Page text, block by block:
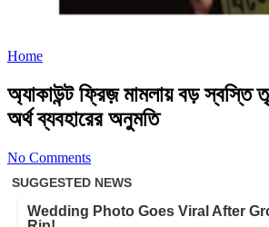
Home
অ্যাকাউন্ট ফ্রিজ় মামলায় বড় স্বস্তি
অর্থ ব্যবহারের অনুমতি
No Comments